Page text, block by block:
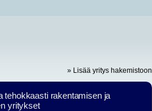
» Lisää yritys hakemistoon
tehokkaasti rakentamisen ja
yritykset